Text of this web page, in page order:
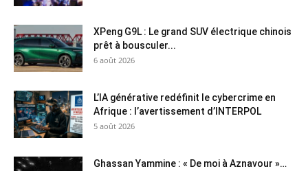
XPeng G9L : Le grand SUV électrique chinois
prêt à bousculer...
6 août 2026
L’IA générative redéfinit le cybercrime en
Afrique : l’avertissement d’INTERPOL
5 août 2026
Ghassan Yammine : « De moi à Aznavour »…